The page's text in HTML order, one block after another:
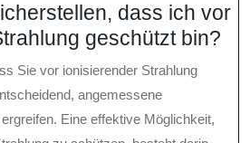
dass ich vor
geschützt bin?
Sie vor ionisierender Strahlung
angemessene
Eine effektive Möglichkeit,